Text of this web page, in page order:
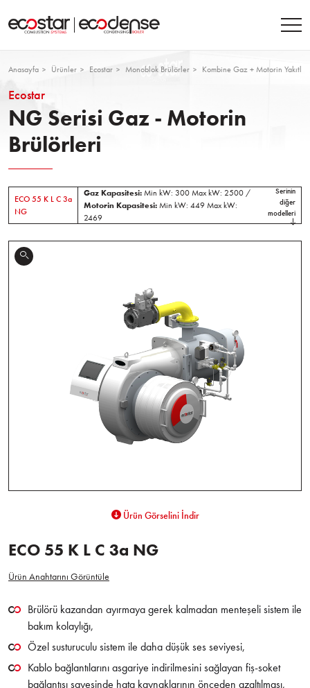
Anasayfa Ürünler Ecostar Monoblok Brülörler Kombine Gaz + Motorin Yakıtlı
Ecostar
NG Serisi Gaz - Motorin
Brülörleri
ECO 55 K L C 3a
NG
Gaz Kapasitesi:Min kW: 300 Max kW: 2500 /
Motorin Kapasitesi:Min kW: 449 Max kW:
2469
Serinin
diğer
modelleri
Ürün Görselini İndir
ECO 55 K L C 3a NG
Ürün Anahtarını Görüntüle
Brülörü kazandan ayırmaya gerek kalmadan menteşeli sistem ile
bakım kolaylığı,
Özel susturuculu sistem ile daha düşük ses seviyesi,
Kablo bağlantılarını asgariye indirilmesini sağlayan fiş-soket
bağlantısı sayesinde hata kaynaklarının önceden azaltılması,